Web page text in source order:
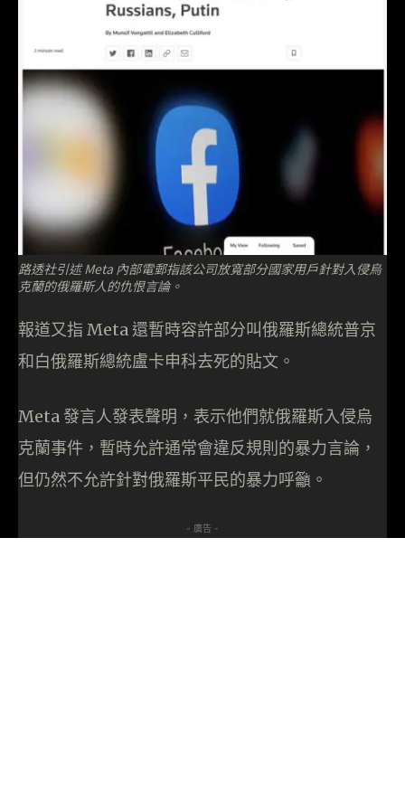
路透社引述 Meta 內部電郵指該公司放寬部分國家用戶針對入侵烏
克蘭的俄羅斯人的仇恨言論。
報道又指 Meta 還暫時容許部分叫俄羅斯總統普京
和白俄羅斯總統盧卡申科去死的貼文。
Meta 發言人發表聲明，表示他們就俄羅斯入侵烏
克蘭事件，暫時允許通常會違反規則的暴力言論，
但仍然不允許針對俄羅斯平民的暴力呼籲。
- 廣告 -